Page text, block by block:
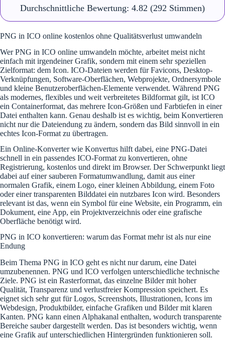
Durchschnittliche Bewertung: 4.82 (292 Stimmen)
PNG in ICO online kostenlos ohne Qualitätsverlust umwandeln
Wer PNG in ICO online umwandeln möchte, arbeitet meist nicht
einfach mit irgendeiner Grafik, sondern mit einem sehr speziellen
Zielformat: dem Icon. ICO-Dateien werden für Favicons, Desktop-
Verknüpfungen, Software-Oberflächen, Webprojekte, Ordnersymbole
und kleine Benutzeroberflächen-Elemente verwendet. Während PNG
als modernes, flexibles und weit verbreitetes Bildformat gilt, ist ICO
ein Containerformat, das mehrere Icon-Größen und Farbtiefen in einer
Datei enthalten kann. Genau deshalb ist es wichtig, beim Konvertieren
nicht nur die Dateiendung zu ändern, sondern das Bild sinnvoll in ein
echtes Icon-Format zu übertragen.
Ein Online-Konverter wie Konvertus hilft dabei, eine PNG-Datei
schnell in ein passendes ICO-Format zu konvertieren, ohne
Registrierung, kostenlos und direkt im Browser. Der Schwerpunkt liegt
dabei auf einer sauberen Formatumwandlung, damit aus einer
normalen Grafik, einem Logo, einer kleinen Abbildung, einem Foto
oder einer transparenten Bilddatei ein nutzbares Icon wird. Besonders
relevant ist das, wenn ein Symbol für eine Website, ein Programm, ein
Dokument, eine App, ein Projektverzeichnis oder eine grafische
Oberfläche benötigt wird.
PNG in ICO konvertieren: warum das Format mehr ist als nur eine
Endung
Beim Thema PNG in ICO geht es nicht nur darum, eine Datei
umzubenennen. PNG und ICO verfolgen unterschiedliche technische
Ziele. PNG ist ein Rasterformat, das einzelne Bilder mit hoher
Qualität, Transparenz und verlustfreier Kompression speichert. Es
eignet sich sehr gut für Logos, Screenshots, Illustrationen, Icons im
Webdesign, Produktbilder, einfache Grafiken und Bilder mit klaren
Kanten. PNG kann einen Alphakanal enthalten, wodurch transparente
Bereiche sauber dargestellt werden. Das ist besonders wichtig, wenn
eine Grafik auf unterschiedlichen Hintergründen funktionieren soll.